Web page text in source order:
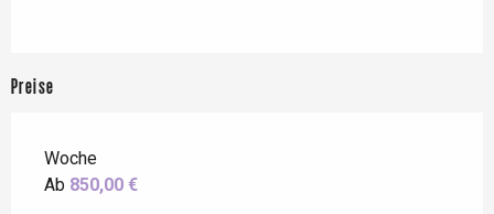
Preise
Woche
Ab 850,00 €